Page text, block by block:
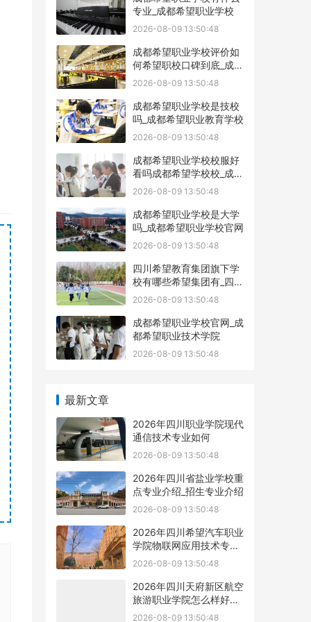
专业_成都希望职业学校
2026-08-09 13:50:48
成都希望职业学校评价如
何希望职校口碑到底_成都
希望职业学校烹饪专业
2026-08-09 13:50:48
成都希望职业学校是技校
吗_成都希望职业教育学校
2026-08-09 13:50:48
成都希望职业学校校服好
看吗成都希望学校校_成都
希望职业学校官网
2026-08-09 13:50:48
成都希望职业学校是大学
吗_成都希望职业学校官网
2026-08-09 13:50:48
四川希望教育集团旗下学
校有哪些希望集团有_四川
希望教育集团官网
2026-08-09 13:50:48
成都希望职业学校官网_成
都希望职业技术学院
2026-08-09 13:50:48
最新文章
2026年四川职业学院现代
通信技术专业如何
2026-08-09 13:50:48
2026年四川省盐业学校重
点专业介绍_招生专业介绍
2026-08-09 13:50:48
2026年四川希望汽车职业
学院物联网应用技术专业
如何
2026-08-09 13:50:48
2026年四川天府新区航空
旅游职业学院怎么样好不
好
2026-08-09 13:50:48